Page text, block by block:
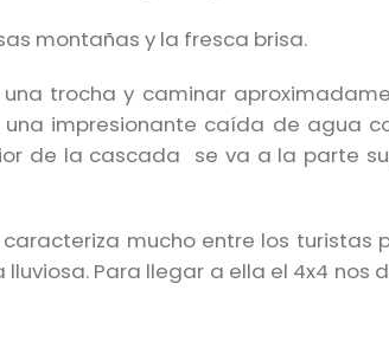
montañas y la fresca brisa.
trocha y caminar
impresionante caída de agua
de la cascada se va a la parte
mucho entre los turistas
Para llegar a ella el 4x4 nos